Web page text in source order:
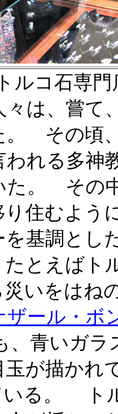
トルコ石専
々は、嘗て
。 その頃
われる多神
た。 その
り住むよう
基調とし
とえばト
いをはね
ザール・ボ
、青いガ
玉が描かれ
いる。 ト